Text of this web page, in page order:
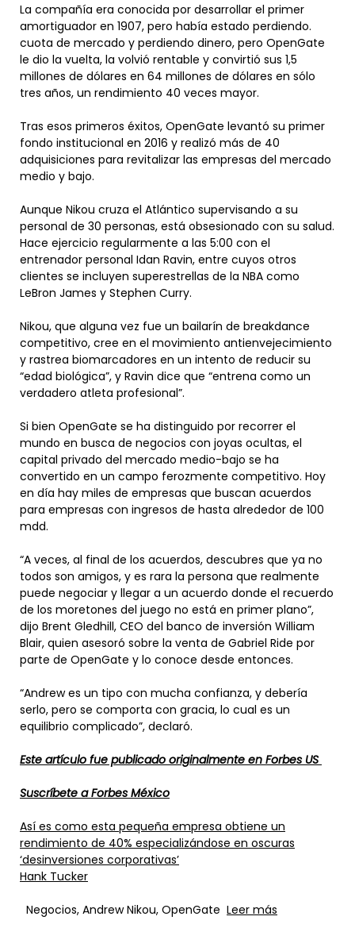
La compañía era conocida por desarrollar el primer
amortiguador en 1907, pero había estado perdiendo.
cuota de mercado y perdiendo dinero, pero OpenGate
le dio la vuelta, la volvió rentable y convirtió sus 1,5
millones de dólares en 64 millones de dólares en sólo
tres años, un rendimiento 40 veces mayor.
Tras esos primeros éxitos, OpenGate levantó su primer
fondo institucional en 2016 y realizó más de 40
adquisiciones para revitalizar las empresas del mercado
medio y bajo.
Aunque Nikou cruza el Atlántico supervisando a su
personal de 30 personas, está obsesionado con su salud.
Hace ejercicio regularmente a las 5:00 con el
entrenador personal Idan Ravin, entre cuyos otros
clientes se incluyen superestrellas de la NBA como
LeBron James y Stephen Curry.
Nikou, que alguna vez fue un bailarín de breakdance
competitivo, cree en el movimiento antienvejecimiento
y rastrea biomarcadores en un intento de reducir su
“edad biológica”, y Ravin dice que “entrena como un
verdadero atleta profesional”.
Si bien OpenGate se ha distinguido por recorrer el
mundo en busca de negocios con joyas ocultas, el
capital privado del mercado medio-bajo se ha
convertido en un campo ferozmente competitivo. Hoy
en día hay miles de empresas que buscan acuerdos
para empresas con ingresos de hasta alrededor de 100
mdd.
“A veces, al final de los acuerdos, descubres que ya no
todos son amigos, y es rara la persona que realmente
puede negociar y llegar a un acuerdo donde el recuerdo
de los moretones del juego no está en primer plano”,
dijo Brent Gledhill, CEO del banco de inversión William
Blair, quien asesoró sobre la venta de Gabriel Ride por
parte de OpenGate y lo conoce desde entonces.
“Andrew es un tipo con mucha confianza, y debería
serlo, pero se comporta con gracia, lo cual es un
equilibrio complicado”, declaró.
Este artículo fue publicado originalmente en Forbes US
Suscríbete a Forbes México
Así es como esta pequeña empresa obtiene un
rendimiento de 40% especializándose en oscuras
‘desinversiones corporativas’
Hank Tucker
Negocios, Andrew Nikou, OpenGate Leer más